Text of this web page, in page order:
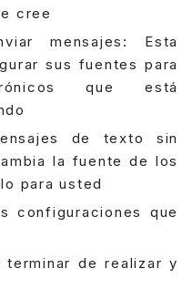
cree
mensajes: Esta
sus fuentes para
que está
de texto sin
la fuente de los
para usted
configuraciones que
de realizar y